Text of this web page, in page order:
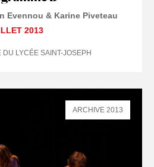
Evennou & Karine Piveteau
2013
LYCÉE SAINT-JOSEPH
ARCHIVE 2013